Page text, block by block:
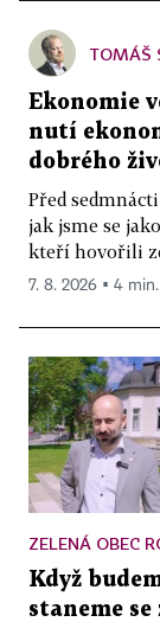
TOMÁŠ
Ekonomie
nutí
dobrého
Před
jak jsme se
kteří hovořili
7. 8. 2026 ▪ 4
ZELENÁ OBEC
Když
staneme